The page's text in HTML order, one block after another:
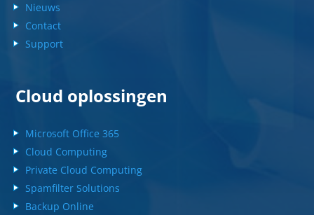
Nieuws
Contact
Support
Cloud oplossingen
Microsoft Office 365
Cloud Computing
Private Cloud Computing
Spamfilter Solutions
Backup Online